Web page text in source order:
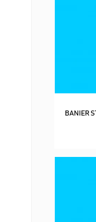
BANIER